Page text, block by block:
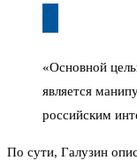
«Основной
является
российским
По сути, Галузин